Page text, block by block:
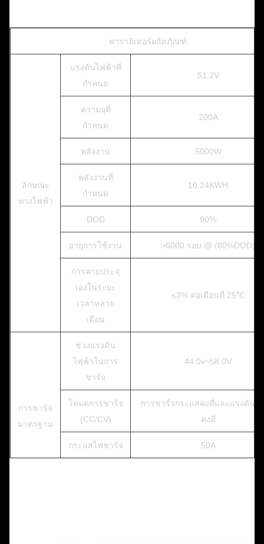
พารามิเตอร์ผลิตภัณฑ์
ลักษณะ
ทางไฟฟ้า
แรงดันไฟฟ้าที่
กำหนด
51.2V
ความจุที่
กำหนด
200A
พลังงาน 5000W
พลังงานที่
กำหนด
10.24KWH
DOD 90%
อายุการใช้งาน >6000 รอบ @ (80%DOD)
การคายประจุ
เองในระยะ
เวลาหลาย
เดือน
≤3% ต่อเดือนที่ 25℃
การชาร์จ
มาตรฐาน
ช่วงแรงดัน
ไฟฟ้าในการ
ชาร์จ
44.0v~58.0V
โหมดการชาร์จ
(CC/CV)
การชาร์จกระแสคงที่และแรงดันไ
คงที่
กระแสไฟชาร์จ 50A